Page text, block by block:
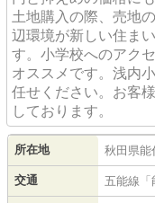
土地購入の際、売地
辺環境が新しい住ま
す。小学校へのアク
オススメです。浅内
任せください。お客
しております。
所在地 秋田県能
交通 五能線 「